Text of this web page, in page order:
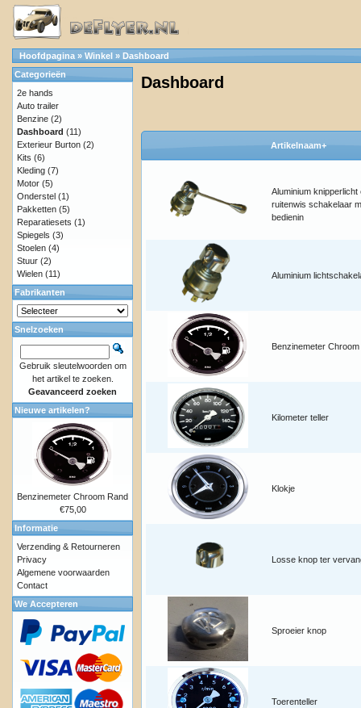
Hoofdpagina » Winkel » Dashboard
Dashboard
Artikelnaam+
Aluminium knipperlicht
ruitenwis schakelaar
bedienin
Aluminium
Benzinemeter
Kilometer teller
Klokje
Losse knop ter
Sproeier knop
Toerenteller
Categorieën
2e hands
Auto trailer
Benzine (2)
Dashboard (11)
Exterieur Burton (2)
Kits (6)
Kleding (7)
Motor (5)
Onderstel (1)
Pakketten (5)
Reparatiesets (1)
Spiegels (3)
Stoelen (4)
Stuur (2)
Wielen (11)
Fabrikanten
Snelzoeken
Gebruik sleutelwoorden om
het artikel te zoeken.
Geavanceerd zoeken
Nieuwe artikelen?
Benzinemeter Chroom Rand
€75,00
Informatie
Verzending & Retourneren
Privacy
Algemene voorwaarden
Contact
We Accepteren